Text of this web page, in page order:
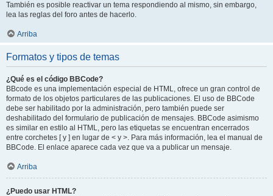
También es posible reactivar un tema respondiendo al mismo, sin embargo,
lea las reglas del foro antes de hacerlo.
Arriba
Formatos y tipos de temas
¿Qué es el código BBCode?
BBcode es una implementación especial de HTML, ofrece un gran control de
formato de los objetos particulares de las publicaciones. El uso de BBCode
debe ser habilitado por la administración, pero también puede ser
deshabilitado del formulario de publicación de mensajes. BBCode asimismo
es similar en estilo al HTML, pero las etiquetas se encuentran encerrados
entre corchetes [ y ] en lugar de < y >. Para más información, lea el manual de
BBCode. El enlace aparece cada vez que va a publicar un mensaje.
Arriba
¿Puedo usar HTML?